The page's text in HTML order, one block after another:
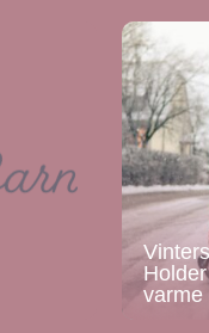
varme